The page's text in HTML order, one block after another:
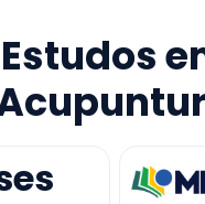
MEC
Estudos